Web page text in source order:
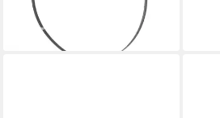
29,19 €
lieferbar - in 2-3 Werktagen bei dir